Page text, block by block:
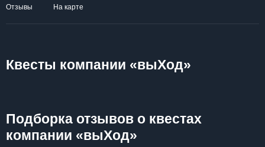
Отзывы На карте
Квесты компании «выХод»
Подборка отзывов о квестах
компании «выХод»